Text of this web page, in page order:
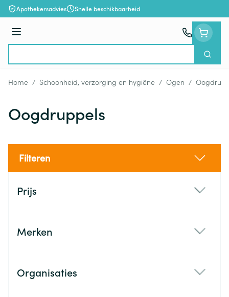
Ga naar de inhoud
Apothekersadvies Snelle beschikbaarheid
Menu
Zoek
Home / Schoonheid, verzorging en hygiëne / Ogen /
Oogdruppels
Filteren
Prijs
Merken
Organisaties